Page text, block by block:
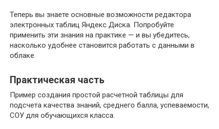
Теперь вы знаете основные возможности редактора
электронных таблиц Яндекс Диска. Попробуйте
применить эти знания на практике — и вы убедитесь,
насколько удобнее становится работать с данными в
облаке.
Практическая часть
Пример создания простой расчетной таблицы для
подсчета качества знаний, среднего балла, успеваемости,
СОУ для обучающихся класса.